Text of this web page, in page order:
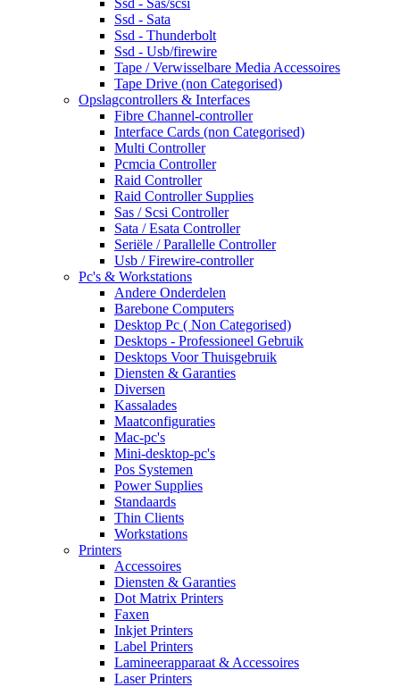
Ssd - Sata
Ssd - Thunderbolt
Ssd - Usb/firewire
Tape / Verwisselbare Media Accessoires
Tape Drive (non Categorised)
Opslagcontrollers & Interfaces
Fibre Channel-controller
Interface Cards (non Categorised)
Multi Controller
Pcmcia Controller
Raid Controller
Raid Controller Supplies
Sas / Scsi Controller
Sata / Esata Controller
Seriële / Parallelle Controller
Usb / Firewire-controller
Pc's & Workstations
Andere Onderdelen
Barebone Computers
Desktop Pc ( Non Categorised)
Desktops - Professioneel Gebruik
Desktops Voor Thuisgebruik
Diensten & Garanties
Diversen
Kassalades
Maatconfiguraties
Mac-pc's
Mini-desktop-pc's
Pos Systemen
Power Supplies
Standaards
Thin Clients
Workstations
Printers
Accessoires
Diensten & Garanties
Dot Matrix Printers
Faxen
Inkjet Printers
Label Printers
Lamineerapparaat & Accessoires
Laser Printers